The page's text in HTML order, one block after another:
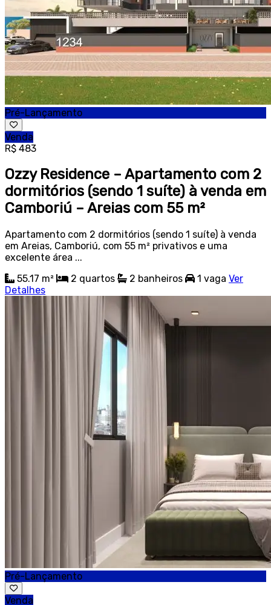
Pré-Lançamento
Venda
R$ 483
Ozzy Residence – Apartamento com 2
dormitórios (sendo 1 suíte) à venda em
Camboriú – Areias com 55 m²
Apartamento com 2 dormitórios (sendo 1 suíte) à venda
em Areias, Camboriú, com 55 m² privativos e uma
excelente área ...
55.17 m²
2 quartos 2 banheiros 1 vaga Ver
Detalhes
Pré-Lançamento
Venda